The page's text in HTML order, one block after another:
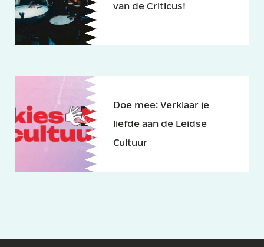
van de Criticus!
Doe mee: Verklaar je
liefde aan de Leidse
Cultuur